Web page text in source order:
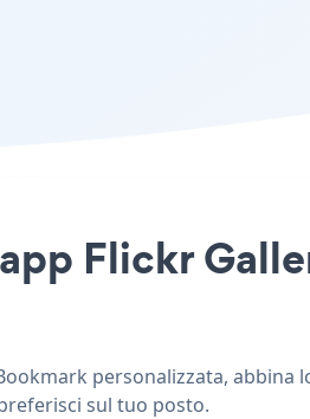
Flickr
personalizzata,
sul tuo posto.